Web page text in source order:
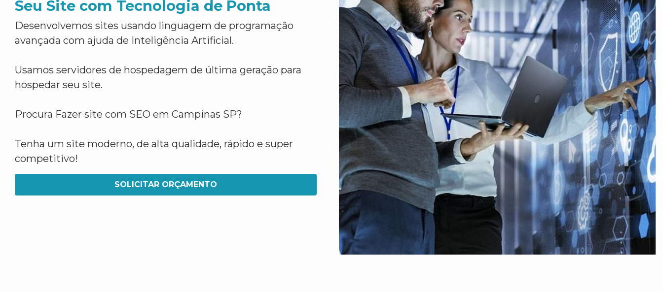
Seu Site com Tecnologia de Ponta
Desenvolvemos sites usando linguagem de programação
avançada com ajuda de Inteligência Artificial.
Usamos servidores de hospedagem de última geração para
hospedar seu site.
Procura Fazer site com SEO em Campinas SP?
Tenha um site moderno, de alta qualidade, rápido e super
competitivo!
SOLICITAR ORÇAMENTO